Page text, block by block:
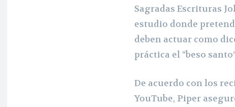
Sagradas Escrituras
estudio donde
deben actuar como
práctica el “beso
De acuerdo con los
YouTube, Piper